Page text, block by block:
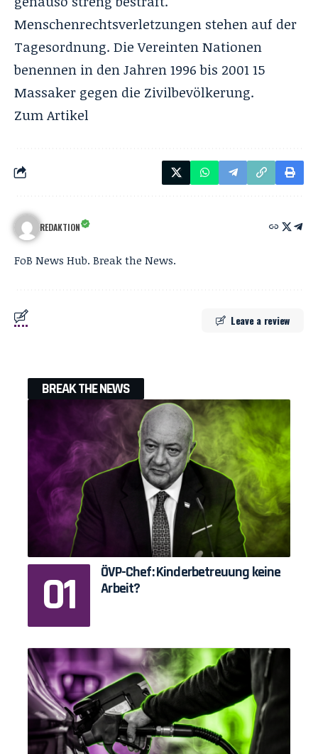
Menschenrechtsverletzungen stehen auf der
Tagesordnung. Die Vereinten Nationen
benennen in den Jahren 1996 bis 2001 15
Massaker gegen die Zivilbevölkerung.
ZumArtikel
REDAKTION
FoB News Hub. Break the News.
Leave a review
BREAK THE NEWS
ÖVP-Chef: Kinderbetreuung keine
Arbeit?